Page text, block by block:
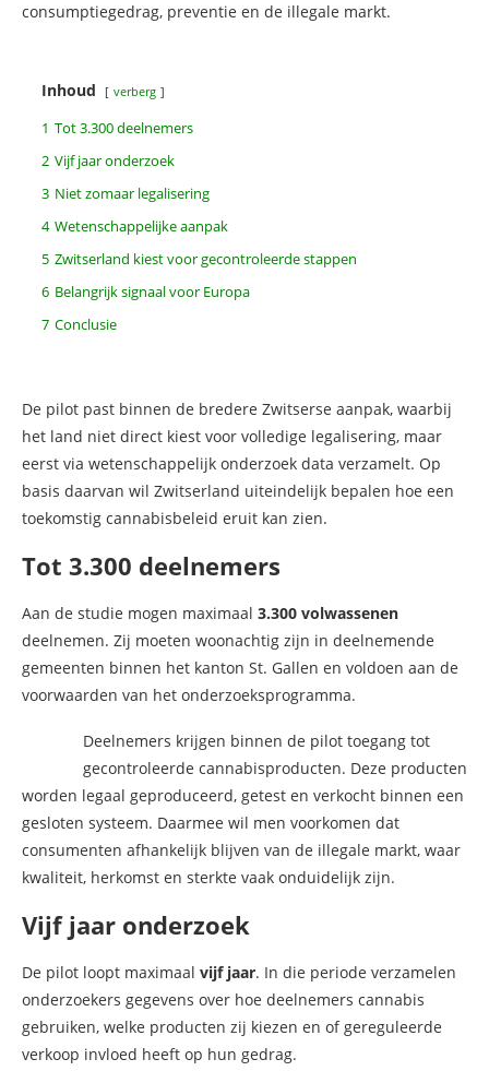
consumptiegedrag, preventie en de illegale markt.
Inhoud verberg
1 Tot 3.300 deelnemers
2 Vijf jaar onderzoek
3 Niet zomaar legalisering
4 Wetenschappelijke aanpak
5 Zwitserland kiest voor gecontroleerde stappen
6 Belangrijk signaal voor Europa
7 Conclusie
De pilot past binnen de bredere Zwitserse aanpak, waarbij
het land niet direct kiest voor volledige legalisering, maar
eerst via wetenschappelijk onderzoek data verzamelt. Op
basis daarvan wil Zwitserland uiteindelijk bepalen hoe een
toekomstig cannabisbeleid eruit kan zien.
Tot 3.300 deelnemers
Aan de studie mogen maximaal 3.300 volwassenen
deelnemen. Zij moeten woonachtig zijn in deelnemende
gemeenten binnen het kanton St. Gallen en voldoen aan de
voorwaarden van het onderzoeksprogramma.
Deelnemers krijgen binnen de pilot toegang tot
gecontroleerde cannabisproducten. Deze producten
worden legaal geproduceerd, getest en verkocht binnen een
gesloten systeem. Daarmee wil men voorkomen dat
consumenten afhankelijk blijven van de illegale markt, waar
kwaliteit, herkomst en sterkte vaak onduidelijk zijn.
Vijf jaar onderzoek
De pilot loopt maximaal vijf jaar. In die periode verzamelen
onderzoekers gegevens over hoe deelnemers cannabis
gebruiken, welke producten zij kiezen en of gereguleerde
verkoop invloed heeft op hun gedrag.